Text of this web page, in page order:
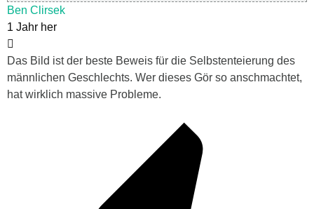
Ben Clirsek
1 Jahr her
Das Bild ist der beste Beweis für die Selbstenteierung des
männlichen Geschlechts. Wer dieses Gör so anschmachtet,
hat wirklich massive Probleme.